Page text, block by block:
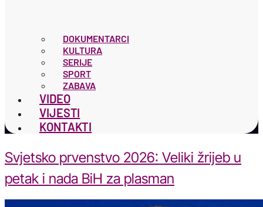
DOKUMENTARCI
KULTURA
SERIJE
SPORT
ZABAVA
VIDEO
VIJESTI
KONTAKTI
Svjetsko prvenstvo 2026: Veliki žrijeb u
petak i nada BiH za plasman